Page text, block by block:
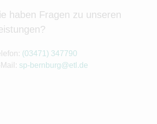
haben Fragen zu unseren
(03471) 347790
Mail: sp-bernburg@etl.de